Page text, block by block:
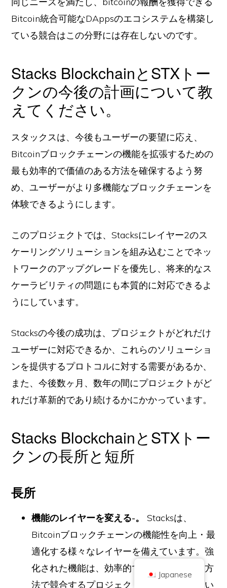
Bitcoin統合可能なDAppsのエコシステムを構築し
ている競合はこの分野には存在しないのです。
Stacks BlockchainとSTXトー
クンの今後の計画について教
えてください。
スタックスは、今後もユーザーの要望に応え、
Bitcoinブロックチェーンの機能を拡張するための
最も効率的で価値のある方法を確保するよう努
め、ユーザーがより多機能なブロックチェーンを
体験できるようにします。
このプロジェクトでは、Stacksにレイヤー2のス
ケーリングソリューションを組み込むことでネッ
トワークのアップグレードを優先し、将来的なス
ケーラビリティの問題にも本質的に対応できるよ
うにしています。
Stacksの今後の成功は、プロジェクトがどれだけ
ユーザーに対応できるか、これらのソリューショ
ンを提供するプロトコルに対する需要があるか、
また、今後数ヶ月、数年の間にプロジェクトがど
れだけ革新的であり続けるかにかかっています。
Stacks BlockchainとSTXトー
クンの長所と短所
長所
機能のレイヤーを変える-。Stacksは、
Bitcoinブロックチェーンの機能性を向上・最
適化する様々なレイヤーを備えています。強
化された機能は、効率的でスケーラブルな方
法で競合するプロジェクトがまだ実現してい
著作権 © 2026 ブリリアント・ブリティッシュ社（Coinキックオフとして取
引
会社番号 10490224
コンテンツは情報提供を目的としたものであり、投資アドバイスではありま
せん。過去の実績は将来の結果を示唆するものではありません。暗号通貨へ
暗号通貨は、英国金融行為監督庁の規制を受けず、英国金融サービス補償制
度による保護や英国金融オンブズマンサービスの管轄範囲には含まれませ
れば、一部または全部の価値を失うこともあります。暗号通貨の販売による
利益にはキャピタルゲイン税が適用される場合があります。
ホーム について プライバシーポリシー お問い合わせ
Japanese